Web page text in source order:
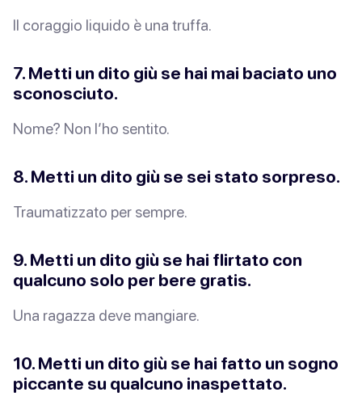
Il coraggio liquido è una truffa.
7. Metti un dito giù se hai mai baciato uno
sconosciuto.
Nome? Non l’ho sentito.
8. Metti un dito giù se sei stato sorpreso.
Traumatizzato per sempre.
9. Metti un dito giù se hai flirtato con
qualcuno solo per bere gratis.
Una ragazza deve mangiare.
10. Metti un dito giù se hai fatto un sogno
piccante su qualcuno inaspettato.